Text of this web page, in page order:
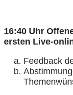
16:40 Uhr
ersten Live-
Feedback